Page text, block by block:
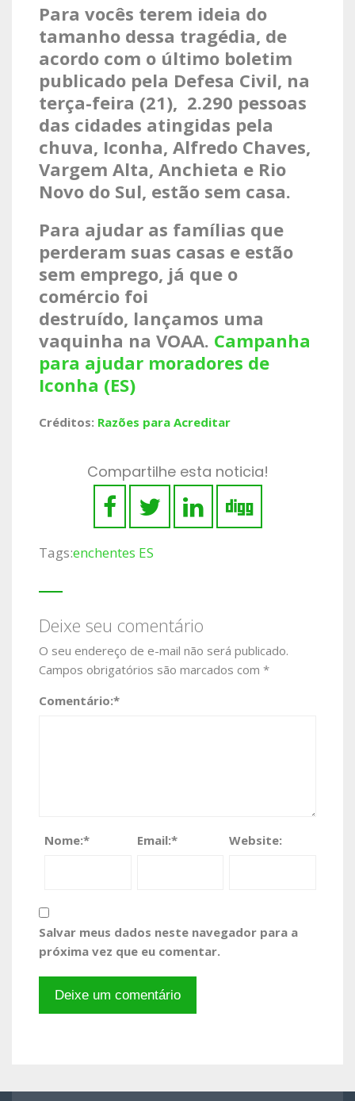
Para vocês terem ideia do
tamanho dessa tragédia, de
acordo com o último boletim
publicado pela Defesa Civil, na
terça-feira (21), 2.290 pessoas
das cidades atingidas pela
chuva, Iconha, Alfredo Chaves,
Vargem Alta, Anchieta e Rio
Novo do Sul, estão sem casa.
Para ajudar as famílias que
perderam suas casas e estão
sem emprego, já que o
comércio foi
destruído, lançamos uma
vaquinha na VOAA. Campanha
para ajudar moradores de
Iconha (ES)
Créditos: Razões para Acreditar
Compartilhe esta noticia!
Tags:enchentes ES
Deixe seu comentário
O seu endereço de e-mail não será publicado.
Campos obrigatórios são marcados com *
Comentário:*
Nome:* Email:* Website:
Salvar meus dados neste navegador para a
próxima vez que eu comentar.